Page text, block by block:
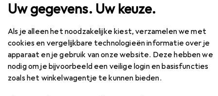
Uw gegevens. Uw keuze.
Als je alleen het noodzakelijke kiest, verzamelen we met
cookies en vergelijkbare technologieën informatie over je
apparaat en je gebruik van onze website. Deze hebben we
nodig om je bijvoorbeeld een veilige login en basisfuncties
zoals het winkelwagentje te kunnen bieden.
Plafondlamp Brilliant Carmen
EUR
18,39
BrilliantCarmen
18500 lm, GU10